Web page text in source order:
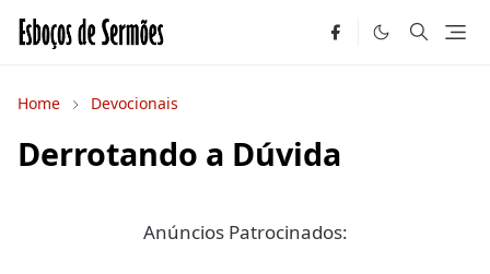
Home Devocionais
Derrotando a Dúvida
Anúncios Patrocinados: